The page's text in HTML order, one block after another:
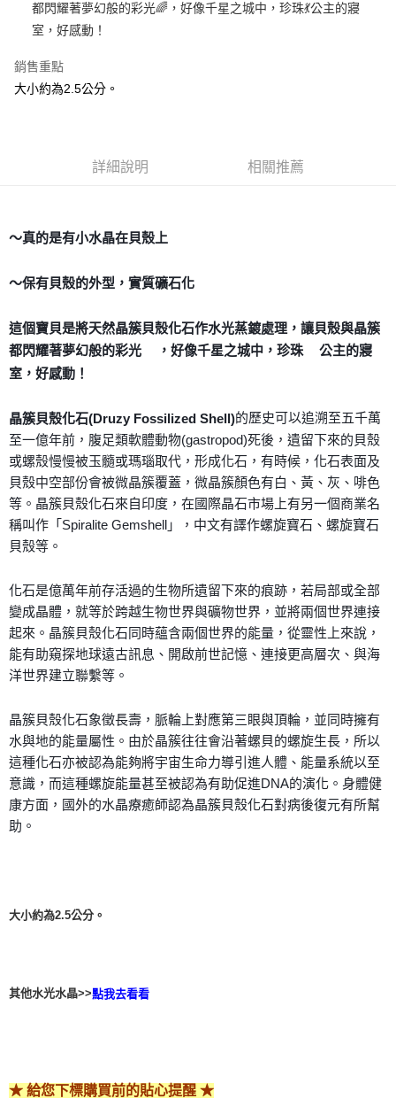
ATM付款
全家取貨付款
每筆NT$80，滿NT$3,000(含以上)免運費
每筆NT$80，滿NT$3,000(含以上)免運費
免運費
都閃耀著夢幻般的彩光🌈，好像千星之城中，珍珠💃公主的寢
室，好感動！
銷售重點
大小約為2.5公分。
詳細說明 相關推薦
～真的是有小水晶在貝殼上
～保有貝殼的外型，實質礦石化
這個寶貝是將天然晶簇貝殼化石作水光蒸鍍處理，讓貝殼與晶簇
都閃耀著夢幻般的彩光
，好像千星之城中，珍珠
公主的寢
室，好感動！
晶簇貝殼化石(Druzy Fossilized Shell)的歷史可以追溯至五千萬
至一億年前，腹足類軟體動物(gastropod)死後，遺留下來的貝殼
或螺殼慢慢被玉髓或瑪瑙取代，形成化石，有時候，化石表面及
貝殼中空部份會被微晶簇覆蓋，微晶簇顏色有白、黃、灰、啡色
等。晶簇貝殼化石來自印度，在國際晶石市場上有另一個商業名
稱叫作「Spiralite Gemshell」，中文有譯作螺旋寶石、螺旋寶石
貝殼等。
化石是億萬年前存活過的生物所遺留下來的痕跡，若局部或全部
變成晶體，就等於跨越生物世界與礦物世界，並將兩個世界連接
起來。晶簇貝殼化石同時蘊含兩個世界的能量，從靈性上來說，
能有助窺探地球遠古訊息、開啟前世記憶、連接更高層次、與海
洋世界建立聯繫等。
晶簇貝殼化石象徵長壽，脈輪上對應第三眼與頂輪，並同時擁有
水與地的能量屬性。由於晶簇往往會沿著螺貝的螺旋生長，所以
這種化石亦被認為能夠將宇宙生命力導引進人體、能量系統以至
意識，而這種螺旋能量甚至被認為有助促進DNA的演化。身體健
康方面，國外的水晶療癒師認為晶簇貝殼化石對病後復元有所幫
助。
大小約為2.5公分。
其他水光水晶>>點我去看看
★ 給您下標購買前的貼心提醒 ★